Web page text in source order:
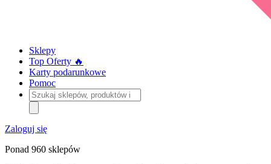
Sklepy
Top Oferty 🔥
Karty podarunkowe
Pomoc
Szukaj
sklepów,
produktów
i
kategorii
Zaloguj się
Ponad 960 sklepów